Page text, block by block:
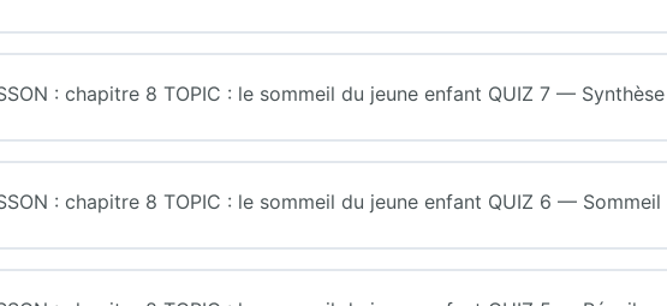
: chapitre 8 TOPIC : le sommeil du jeune enfant QUIZ 7 — Synthèse
: chapitre 8 TOPIC : le sommeil du jeune enfant QUIZ 6 —